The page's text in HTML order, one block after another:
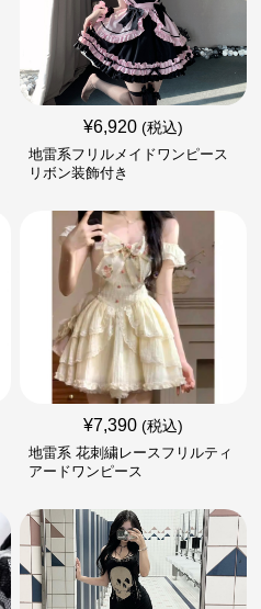
¥6,920 (税込)
地雷系フリルメイドワンピース
リボン装飾付き
¥7,390 (税込)
地雷系 花刺繍レースフリルティ
アードワンピース